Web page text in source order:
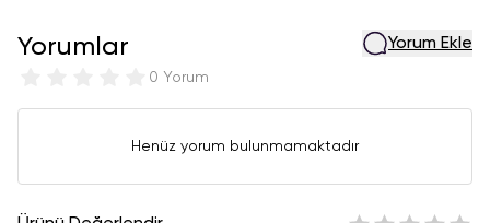
Yorumlar
0 Yorum
Yorum Ekle
Henüz yorum bulunmamaktadır